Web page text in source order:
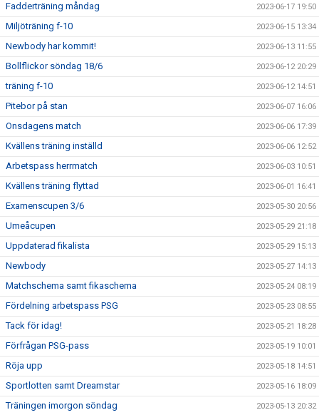
Fadderträning måndag 2023-06-17 19:50
Miljöträning f-10 2023-06-15 13:34
Newbody har kommit! 2023-06-13 11:55
Bollflickor söndag 18/6 2023-06-12 20:29
träning f-10 2023-06-12 14:51
Pitebor på stan 2023-06-07 16:06
Onsdagens match 2023-06-06 17:39
Kvällens träning inställd 2023-06-06 12:52
Arbetspass herrmatch 2023-06-03 10:51
Kvällens träning flyttad 2023-06-01 16:41
Examenscupen 3/6 2023-05-30 20:56
Umeåcupen 2023-05-29 21:18
Uppdaterad fikalista 2023-05-29 15:13
Newbody 2023-05-27 14:13
Matchschema samt fikaschema 2023-05-24 08:19
Fördelning arbetspass PSG 2023-05-23 08:55
Tack för idag! 2023-05-21 18:28
Förfrågan PSG-pass 2023-05-19 10:01
Röja upp 2023-05-18 14:51
Sportlotten samt Dreamstar 2023-05-16 18:09
Träningen imorgon söndag 2023-05-13 20:32